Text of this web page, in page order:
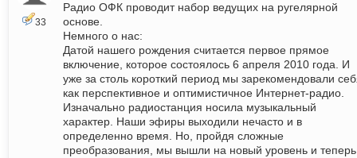
33
Радио ОФК проводит набор ведущих на ругелярной
основе.
Немного о нас:
Датой нашего рождения считается первое прямое
включение, которое состоялось 6 апреля 2010 года. И
уже за столь короткий период мы зарекомендовали
как перспективное и оптимистичное Интернет-радио.
Изначально радиостанция носила музыкальный
характер. Наши эфиры выходили нечасто и в
определенно время. Но, пройдя сложные
преобразования, мы вышли на новый уровень и теперь